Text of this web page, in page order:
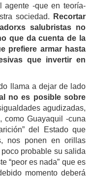
agente -que en teoría-
sociedad.
Recortar
xs salubristas no
que da cuenta de la
prefiere armar hasta
que invertir en
llama a dejar de lado
no es posible sobre
agudizadas,
como Guayaquil -cuna
del Estado que
, nos ponen en orillas
probable su salida
“peor es nada” que es
momento deberá